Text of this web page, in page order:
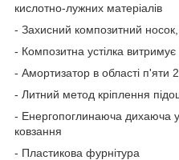
кислотно-лужних матеріалів
- Захисний композитний
- Композитна устілка
- Амортизатор в області п'яти
- Литний метод кріплення
- Енергопоглинаюча дихаюча
ковзання
- Пластикова фурнітура